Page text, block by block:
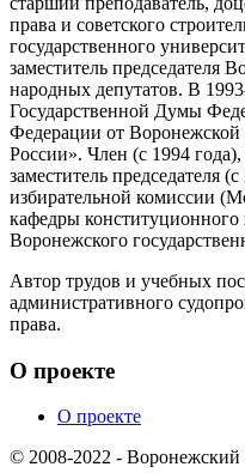
права и советского
государственного
заместитель председателя
народных депутатов. В
Государственной Думы
Федерации от
России». Член (с 1994 года),
заместитель председателя
избирательной комиссии
кафедры
Воронежского
Автор трудов и учебных
административного
права.
О проекте
О проекте
© 2008-2022 - Воронежский